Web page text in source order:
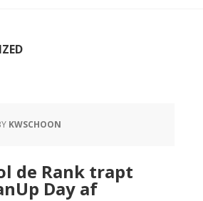
KWSCHOON
de Rank trapt
Day af